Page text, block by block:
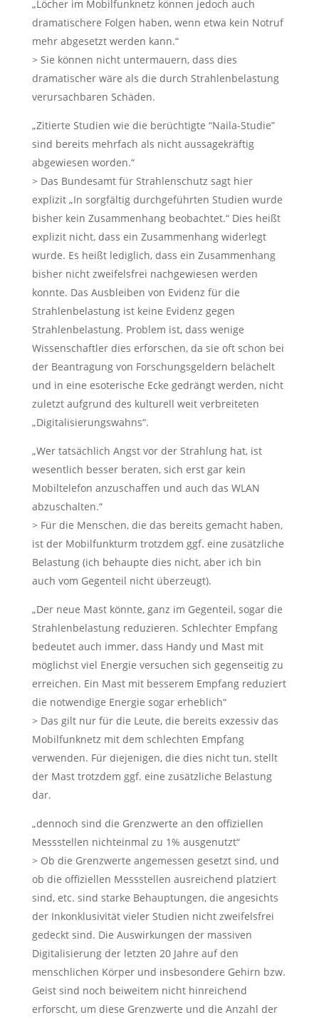
„Löcher im Mobilfunknetz können jedoch auch
dramatischere Folgen haben, wenn etwa kein Notruf
mehr abgesetzt werden kann.“
> Sie können nicht untermauern, dass dies
dramatischer wäre als die durch Strahlenbelastung
verursachbaren Schäden.
„Zitierte Studien wie die berüchtigte “Naila-Studie”
sind bereits mehrfach als nicht aussagekräftig
abgewiesen worden.“
> Das Bundesamt für Strahlenschutz sagt hier
explizit „In sorgfältig durchgeführten Studien wurde
bisher kein Zusammenhang beobachtet.“ Dies heißt
explizit nicht, dass ein Zusammenhang widerlegt
wurde. Es heißt lediglich, dass ein Zusammenhang
bisher nicht zweifelsfrei nachgewiesen werden
konnte. Das Ausbleiben von Evidenz für die
Strahlenbelastung ist keine Evidenz gegen
Strahlenbelastung. Problem ist, dass wenige
Wissenschaftler dies erforschen, da sie oft schon bei
der Beantragung von Forschungsgeldern belächelt
und in eine esoterische Ecke gedrängt werden, nicht
zuletzt aufgrund des kulturell weit verbreiteten
„Digitalisierungswahns“.
„Wer tatsächlich Angst vor der Strahlung hat, ist
wesentlich besser beraten, sich erst gar kein
Mobiltelefon anzuschaffen und auch das WLAN
abzuschalten.“
> Für die Menschen, die das bereits gemacht haben,
ist der Mobilfunkturm trotzdem ggf. eine zusätzliche
Belastung (ich behaupte dies nicht, aber ich bin
auch vom Gegenteil nicht überzeugt).
„Der neue Mast könnte, ganz im Gegenteil, sogar die
Strahlenbelastung reduzieren. Schlechter Empfang
bedeutet auch immer, dass Handy und Mast mit
möglichst viel Energie versuchen sich gegenseitig zu
erreichen. Ein Mast mit besserem Empfang reduziert
die notwendige Energie sogar erheblich“
> Das gilt nur für die Leute, die bereits exzessiv das
Mobilfunknetz mit dem schlechten Empfang
verwenden. Für diejenigen, die dies nicht tun, stellt
der Mast trotzdem ggf. eine zusätzliche Belastung
dar.
„dennoch sind die Grenzwerte an den offiziellen
Messstellen nichteinmal zu 1% ausgenutzt“
> Ob die Grenzwerte angemessen gesetzt sind, und
ob die offiziellen Messstellen ausreichend platziert
sind, etc. sind starke Behauptungen, die angesichts
der Inkonklusivität vieler Studien nicht zweifelsfrei
gedeckt sind. Die Auswirkungen der massiven
Digitalisierung der letzten 20 Jahre auf den
menschlichen Körper und insbesondere Gehirn bzw.
Geist sind noch beiweitem nicht hinreichend
erforscht, um diese Grenzwerte und die Anzahl der